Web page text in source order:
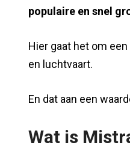
populaire en snel
Hier gaat het om
en luchtvaart.
En dat aan een
Wat is